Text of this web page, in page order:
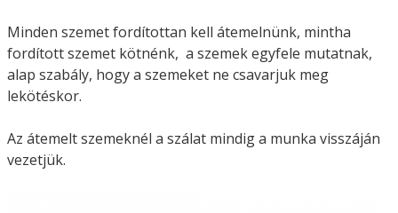
Minden szemet fordítottan kell átemelnünk, mintha
fordított szemet kötnénk, a szemek egyfele mutatnak,
alap szabály, hogy a szemeket ne csavarjuk meg
lekötéskor.
Az átemelt szemeknél a szálat mindig a munka visszáján
vezetjük.